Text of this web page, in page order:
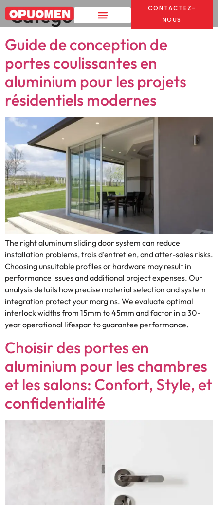
CONTACTEZ-
NOUS
Catégorie:Blog
Guide de conception de
portes coulissantes en
aluminium pour les projets
résidentiels modernes
The right aluminum sliding door system can reduce
installation problems, frais d'entretien,and after-sales risks.
Choosing unsuitable profiles or hardware may result in
performance issues and additional project expenses. Our
analysis details how precise material selection and system
integration protect your margins. We evaluate optimal
interlock widths from 15mm to 45mm and factor in a 30-
year operational lifespan to guarantee performance.
Choisir des portes en
aluminium pour les chambres
et les salons: Confort, Style, et
confidentialité